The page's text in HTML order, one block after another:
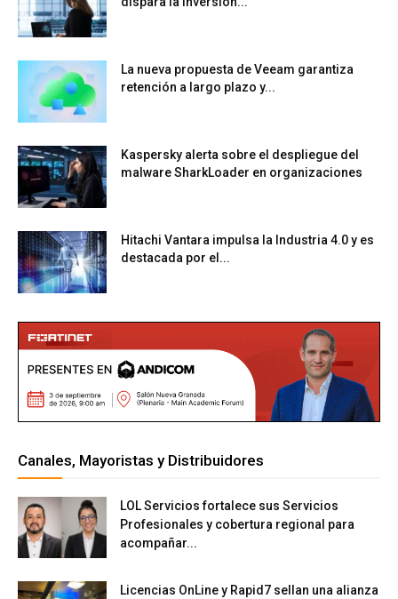
La nueva propuesta de Veeam garantiza
retención a largo plazo y...
Kaspersky alerta sobre el despliegue del
malware SharkLoader en organizaciones
Hitachi Vantara impulsa la Industria 4.0 y es
destacada por el...
Canales, Mayoristas y Distribuidores
LOL Servicios fortalece sus Servicios
Profesionales y cobertura regional para
acompañar...
Licencias OnLine y Rapid7 sellan una alianza